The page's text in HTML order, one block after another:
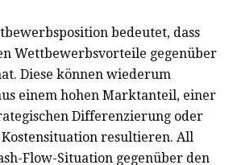
bedeutet, dass
Wettbewerbsvorteile gegenüber
Diese können wiederum
einem hohen Marktanteil, einer
Differenzierung oder
resultieren. All
Flow-Situation gegenüber den